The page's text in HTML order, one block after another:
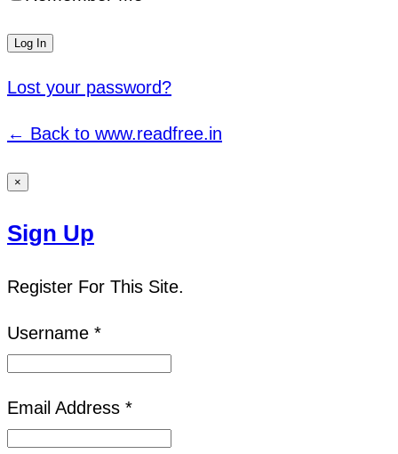
Lost your password?
← Back to www.readfree.in
×
Sign Up
Register For This Site.
Username *
Email Address *